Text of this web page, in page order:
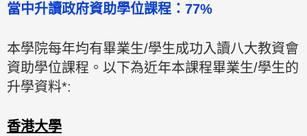
當中升讀政府資助學位課程：77%
本學院每年均有畢業生/學生成功入讀八大教資會
資助學位課程。以下為近年本課程畢業生/學生的
升學資料*:
香港大學